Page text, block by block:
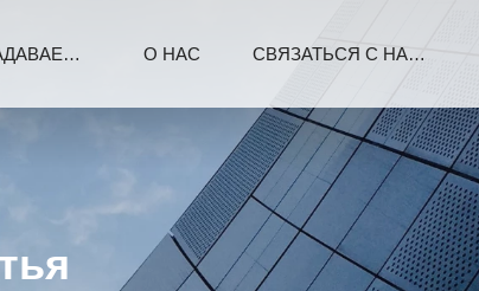
ЧАСТО ЗАДАВАЕМЫЕ ВОПРОСЫ О НАС СВЯЗАТЬСЯ С НАМИ